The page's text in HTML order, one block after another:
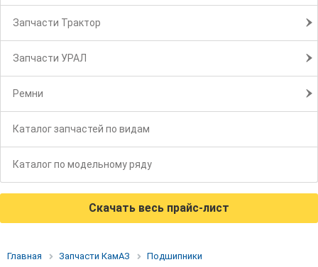
Запчасти Трактор
Запчасти УРАЛ
Ремни
Каталог запчастей по видам
Каталог по модельному ряду
Скачать весь прайс-лист
Главная Запчасти КамАЗ
Подшипники